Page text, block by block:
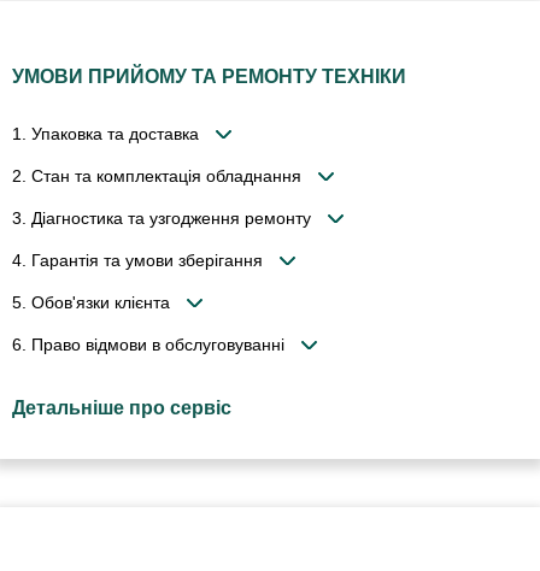
УМОВИ ПРИЙОМУ ТА РЕМОНТУ ТЕХНІКИ
1. Упаковка та доставка
2. Стан та комплектація обладнання
3. Діагностика та узгодження ремонту
4. Гарантія та умови зберігання
5. Обов'язки клієнта
6. Право відмови в обслуговуванні
Детальніше про сервіс